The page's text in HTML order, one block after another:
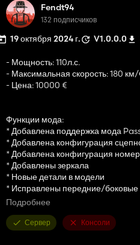
Fendt94
132 подписчиков
19 октября 2024 г. V1.0.0.0
- Мощность: 110л.с.
- Максимальная скорость: 180
- Цена: 10000 €
Функции мода:
* Добавлена ​​поддержка мода
* Добавлена ​​конфигурация
* Добавлена ​​конфигурация
* Добавлены зеркала
* Новые детали в модели
* Исправлены передние/боковые
* Анимация приборной панели
* Новые эффекты выхлопа
* Фары, поворотники
Подробнее
Сервер Консоли